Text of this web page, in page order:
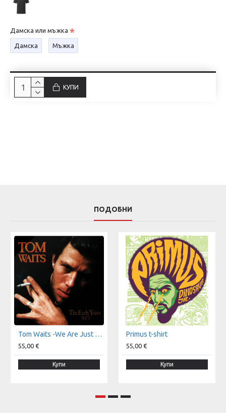
Дамска или мъжка
Дамска Мъжка
КУПИ
ПОДОБНИ
Tom Waits -We Are Just Monkeys With Money And Guns t-shirt
55,00 €
Купи
Primus t-shirt
55,00 €
Купи